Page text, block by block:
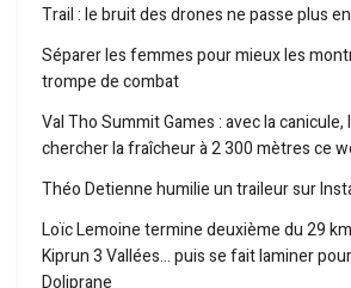
Trail : le bruit des drones ne passe plus
Séparer les femmes pour mieux les
trompe de combat
Val Tho Summit Games : avec la
chercher la fraîcheur à 2 300 mètres ce
Théo Detienne humilie un traileur sur
Loïc Lemoine termine deuxième du 29
Kiprun 3 Vallées… puis se fait laminer
Doliprane